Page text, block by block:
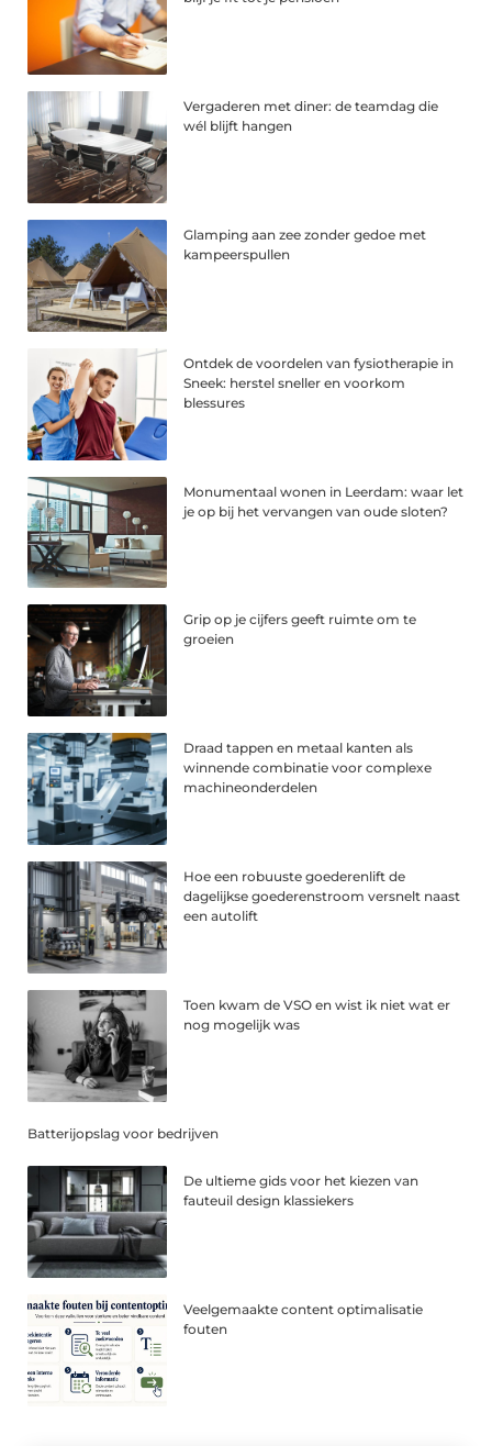
Vergaderen met diner: de teamdag die
wél blijft hangen
Glamping aan zee zonder gedoe met
kampeerspullen
Ontdek de voordelen van fysiotherapie in
Sneek: herstel sneller en voorkom
blessures
Monumentaal wonen in Leerdam: waar let
je op bij het vervangen van oude sloten?
Grip op je cijfers geeft ruimte om te
groeien
Draad tappen en metaal kanten als
winnende combinatie voor complexe
machineonderdelen
Hoe een robuuste goederenlift de
dagelijkse goederenstroom versnelt naast
een autolift
Toen kwam de VSO en wist ik niet wat er
nog mogelijk was
Batterijopslag voor bedrijven
De ultieme gids voor het kiezen van
fauteuil design klassiekers
Veelgemaakte content optimalisatie
fouten